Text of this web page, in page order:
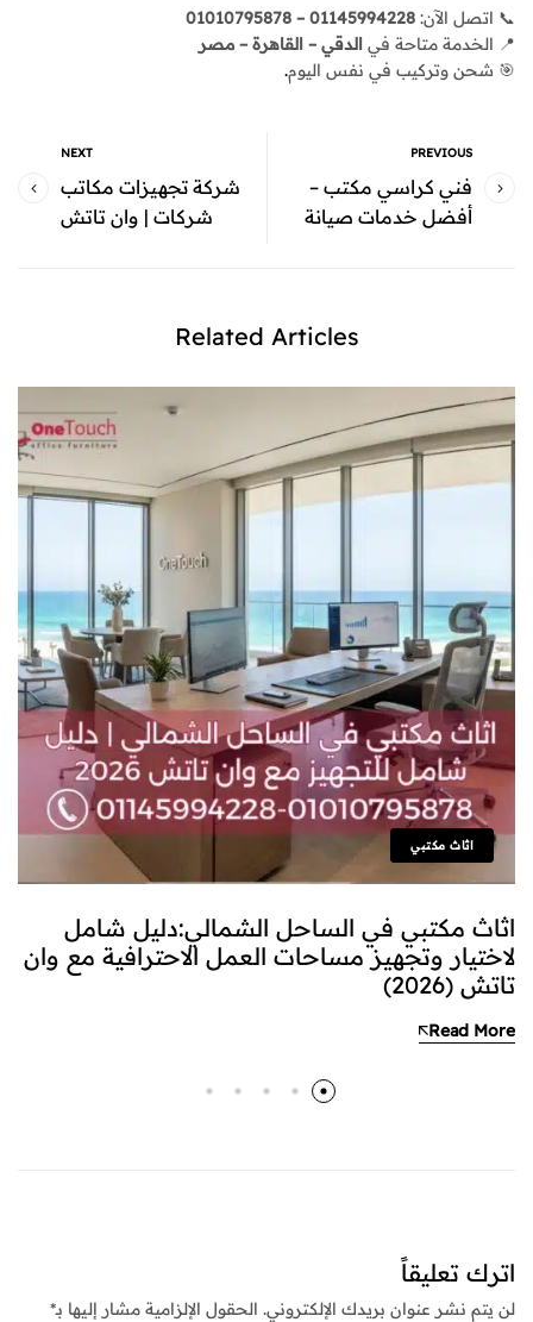
📞 اتصل الآن: 01145994228 – 01010795878
📍 الخدمة متاحة في الدقي – القاهرة – مصر
🎯 شحن وتركيب في نفس اليوم.
PREVIOUS
فني كراسي مكتب –
أفضل خدمات صيانة
NEXT
شركة تجهيزات مكاتب
شركات | وان تاتش
Related Articles
اثاث مكتبي
اثاث مكتبي في الساحل الشمالي:دليل شامل
لاختيار وتجهيز مساحات العمل الاحترافية مع وان
تاتش (2026)
Read More
اترك تعليقاً
لن يتم نشر عنوان بريدك الإلكتروني. الحقول الإلزامية مشار إليها بـ*